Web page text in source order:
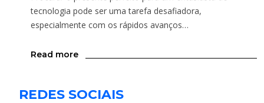
tecnologia pode ser uma tarefa desafiadora,
especialmente com os rápidos avanços…
Read more
REDES SOCIAIS